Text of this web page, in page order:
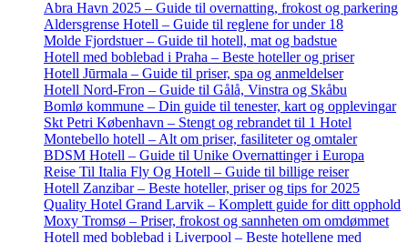
Abra Havn 2025 – Guide til overnatting, frokost og parkering
Aldersgrense Hotell – Guide til reglene for under 18
Molde Fjordstuer – Guide til hotell, mat og badstue
Hotell med boblebad i Praha – Beste hoteller og priser
Hotell Jūrmala – Guide til priser, spa og anmeldelser
Hotell Nord-Fron – Guide til Gålå, Vinstra og Skåbu
Bomlø kommune – Din guide til tenester, kart og opplevingar
Skt Petri København – Stengt og rebrandet til 1 Hotel
Montebello hotell – Alt om priser, fasiliteter og omtaler
BDSM Hotell – Guide til Unike Overnattinger i Europa
Reise Til Italia Fly Og Hotell – Guide til billige reiser
Hotell Zanzibar – Beste hoteller, priser og tips for 2025
Quality Hotel Grand Larvik – Komplett guide for ditt opphold
Moxy Tromsø – Priser, frokost og sannheten om omdømmet
Hotell med boblebad i Liverpool – Beste hotellene med